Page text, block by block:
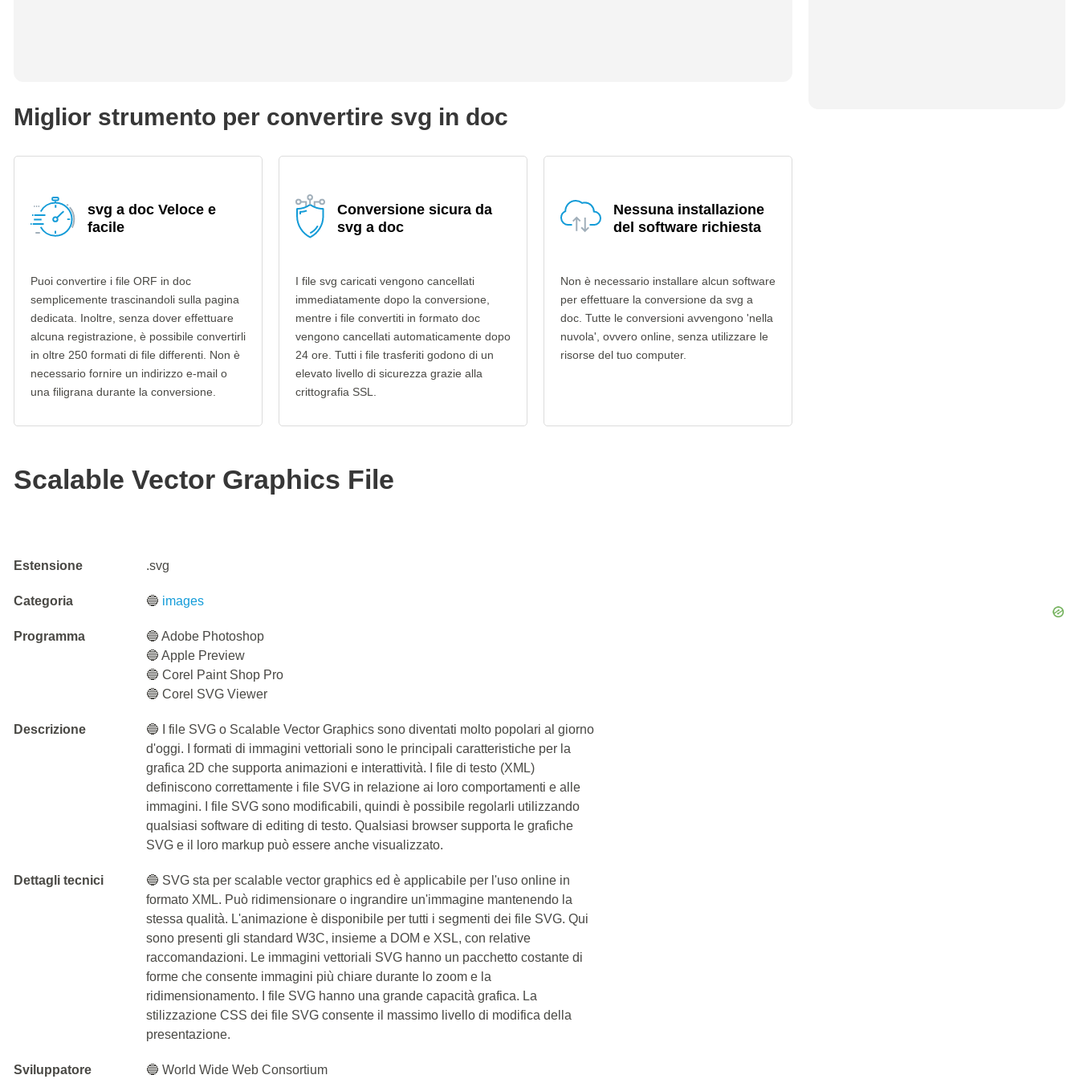
Miglior strumento per convertire svg in doc
svg a doc Veloce e
facile
Puoi convertire i file ORF in doc
semplicemente trascinandoli sulla pagina
dedicata. Inoltre, senza dover effettuare
alcuna registrazione, è possibile convertirli
in oltre 250 formati di file differenti. Non è
necessario fornire un indirizzo e-mail o
una filigrana durante la conversione.
Conversione sicura da
svg a doc
I file svg caricati vengono cancellati
immediatamente dopo la conversione,
mentre i file convertiti in formato doc
vengono cancellati automaticamente dopo
24 ore. Tutti i file trasferiti godono di un
elevato livello di sicurezza grazie alla
crittografia SSL.
Nessuna installazione
del software richiesta
Non è necessario installare alcun software
per effettuare la conversione da svg a
doc. Tutte le conversioni avvengono 'nella
nuvola', ovvero online, senza utilizzare le
risorse del tuo computer.
Scalable Vector Graphics File
Estensione .svg
Categoria 🔵 images
Programma
🔵 Adobe Photoshop
🔵 Apple Preview
🔵 Corel Paint Shop Pro
🔵 Corel SVG Viewer
Descrizione
🔵 I file SVG o Scalable Vector Graphics sono diventati molto popolari al giorno
d'oggi. I formati di immagini vettoriali sono le principali caratteristiche per la
grafica 2D che supporta animazioni e interattività. I file di testo (XML)
definiscono correttamente i file SVG in relazione ai loro comportamenti e alle
immagini. I file SVG sono modificabili, quindi è possibile regolarli utilizzando
qualsiasi software di editing di testo. Qualsiasi browser supporta le grafiche
SVG e il loro markup può essere anche visualizzato.
Dettagli tecnici
🔵 SVG sta per scalable vector graphics ed è applicabile per l'uso online in
formato XML. Può ridimensionare o ingrandire un'immagine mantenendo la
stessa qualità. L'animazione è disponibile per tutti i segmenti dei file SVG. Qui
sono presenti gli standard W3C, insieme a DOM e XSL, con relative
raccomandazioni. Le immagini vettoriali SVG hanno un pacchetto costante di
forme che consente immagini più chiare durante lo zoom e la
ridimensionamento. I file SVG hanno una grande capacità grafica. La
stilizzazione CSS dei file SVG consente il massimo livello di modifica della
presentazione.
Sviluppatore 🔵 World Wide Web Consortium